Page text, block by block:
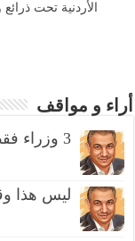
الأردنية تحت ذرائع
أراء و مواقف
3 وزراء فقط خارج حسابات التعديل
ليس هذا